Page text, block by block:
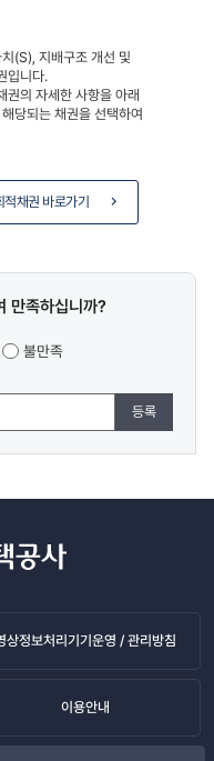
(S), 지배구조 개선 및
입니다.
권의 자세한 사항을 아래
당되는 채권을 선택하여
적채권 바로가기
만족하십니까?
불만족
등록
상정보처리기기운영 / 관리방침
이용안내